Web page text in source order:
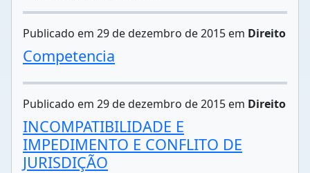
Publicado em 29 de dezembro de 2015 em Direito
Competencia
Publicado em 29 de dezembro de 2015 em Direito
INCOMPATIBILIDADE E
IMPEDIMENTO E CONFLITO DE
JURISDIÇÃO